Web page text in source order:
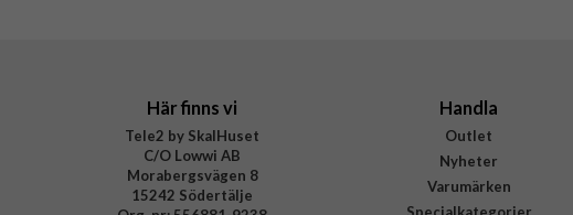
Här finns vi
Tele2 by SkalHuset
C/O Lowwi AB
Morabergsvägen 8
15242 Södertälje
Handla
Outlet
Nyheter
Varumärken